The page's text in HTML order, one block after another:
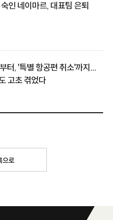
인 네이마르, 대표팀 은퇴
터, '특별 항공편 취소'까지...
고초 겪었다
으로